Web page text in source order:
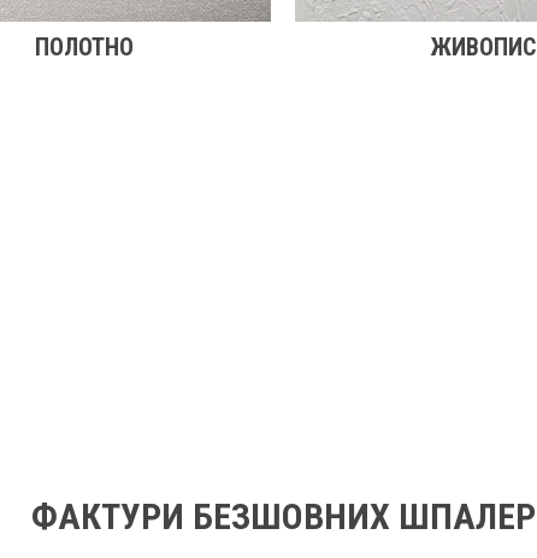
ПОЛОТНО ЖИВОПИС
ФАКТУРИ БЕЗШОВНИХ ШПАЛЕР